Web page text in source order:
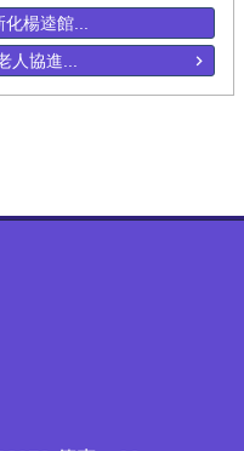
楊逵館...
人協進...